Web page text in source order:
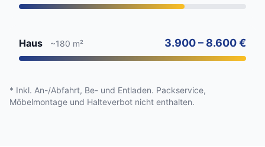
Haus ~180 m² 3.900 – 8.600 €
* Inkl. An-/Abfahrt, Be- und Entladen. Packservice,
Möbelmontage und Halteverbot nicht enthalten.